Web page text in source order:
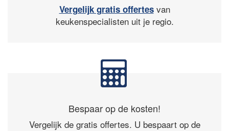
Vergelijk gratis offertesvan
keukenspecialisten uit je regio.
Bespaar op de kosten!
Vergelijk de gratis offertes. U bespaart op de